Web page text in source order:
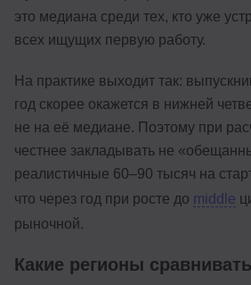
это медиана среди тех, кто уже
всех ищущих первую работу.
На практике выходит так:
год скорее окажется в нижней
не на её медиане. Поэтому при
честнее закладывать не
реалистичные 60–90 тысяч на
что через год при росте до middle
рыночной.
Какие регионы